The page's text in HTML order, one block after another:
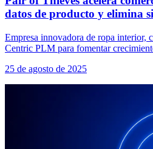
datos de producto y elimina
Empresa innovadora de ropa interior,
Centric PLM para fomentar
25 de agosto de 2025